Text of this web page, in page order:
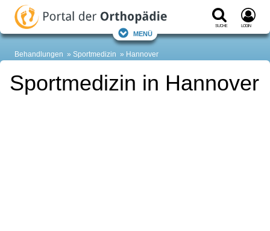
Suche Login
Menü
Behandlungen Sportmedizin Hannover
Sportmedizin in Hannover